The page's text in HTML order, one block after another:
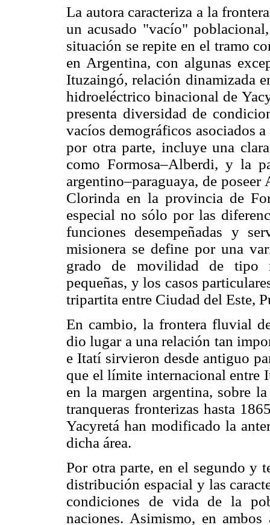
La autora caracteriza a la
un acusado "vacío"
situación se repite en el tramo
en Argentina, con algunas
Ituzaingó, relación dinamizada
hidroeléctrico binacional de
presenta diversidad de
vacíos demográficos asociados
por otra parte, incluye una
como Formosa–Alberdi, y la
argentino–paraguaya, de
Clorinda en la provincia de
especial no sólo por las
funciones desempeñadas y
misionera se define por una
grado de movilidad de tipo
pequeñas, y los casos
tripartita entre Ciudad del Este,
En cambio, la frontera fluvial
dio lugar a una relación tan
e Itatí sirvieron desde antiguo
que el límite internacional entre
en la margen argentina, sobre
tranqueras fronterizas hasta
Yacyretá han modificado la
dicha área.
Por otra parte, en el segundo y
distribución espacial y las
condiciones de vida de la
naciones. Asimismo, en